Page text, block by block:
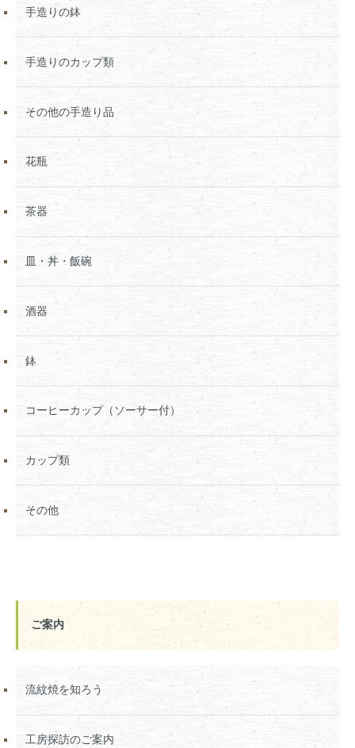
手造りの鉢
手造りのカップ類
その他の手造り品
花瓶
茶器
皿・丼・飯碗
酒器
鉢
コーヒーカップ（ソーサー付）
カップ類
その他
ご案内
流紋焼を知ろう
工房探訪のご案内